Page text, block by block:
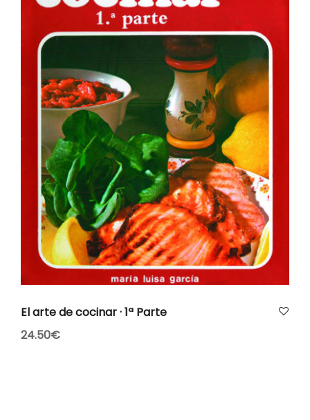
El arte de cocinar · 1ª Parte
24.50€